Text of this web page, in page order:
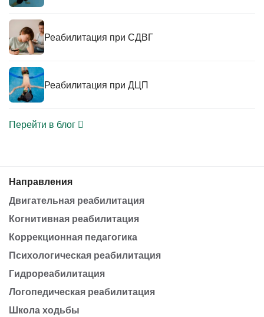
Реабилитация при СДВГ
Реабилитация при ДЦП
Перейти в блог
Направления
Двигательная реабилитация
Когнитивная реабилитация
Коррекционная педагогика
Психологическая реабилитация
Гидрореабилитация
Логопедическая реабилитация
Школа ходьбы